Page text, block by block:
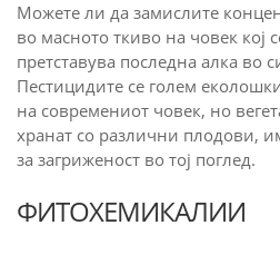
Можете ли да замислите
во масното ткиво на човек кој
претставува последна алка во
Пестицидите се голем
на современиот човек, но
хранат со различни плодови,
за загриженост во тој поглед.
ФИТОХЕМИКАЛИИ